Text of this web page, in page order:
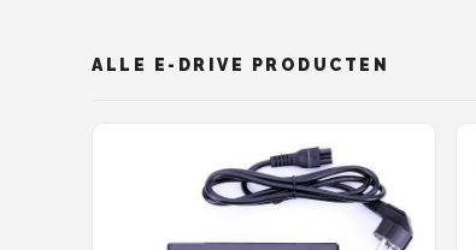
ALLE E-DRIVE PRODUCTEN